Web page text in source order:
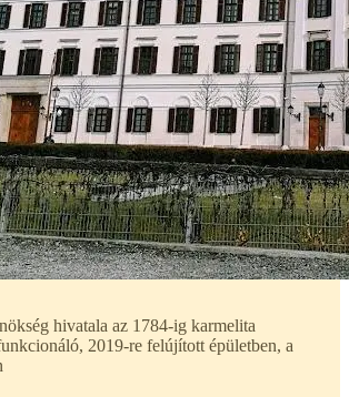
hivatala az 1784-ig karmelita
2019-re felújított épületben, a